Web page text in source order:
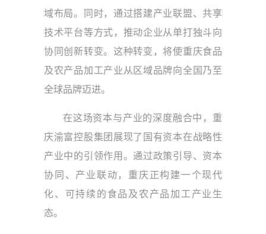
域布局。同时，通过搭建产业联盟、共享
技术平台等方式，推动企业从单打独斗向
协同创新转变。这种转变，将使重庆食品
及农产品加工产业从区域品牌向全国乃至
全球品牌迈进。
在这场资本与产业的深度融合中，重
庆渝富控股集团展现了国有资本在战略性
产业中的引领作用。通过政策引导、资本
协同、产业联动，重庆正构建一个现代
化、可持续的食品及农产品加工产业生
态。